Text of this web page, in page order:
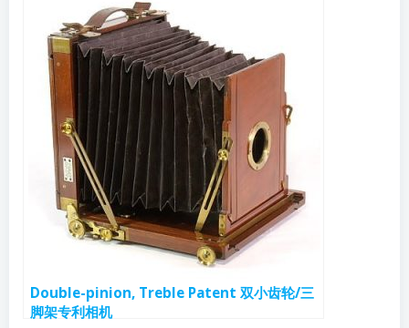
Double-pinion, Treble Patent 双小齿轮/三
脚架专利相机